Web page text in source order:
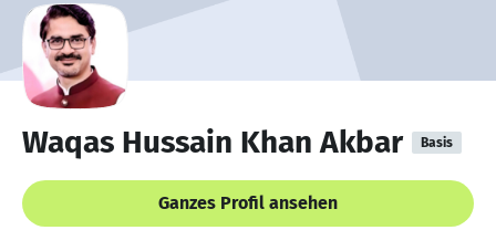
Waqas Hussain Khan Akbar Basis
Ganzes Profil ansehen